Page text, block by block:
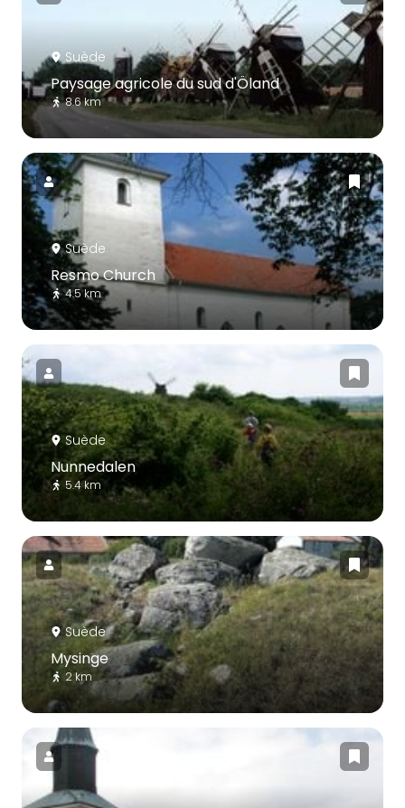
Suède
Paysage agricole du sud d'Öland
8.6 km
Suède
Resmo Church
4.5 km
Suède
Nunnedalen
5.4 km
Suède
Mysinge
2 km